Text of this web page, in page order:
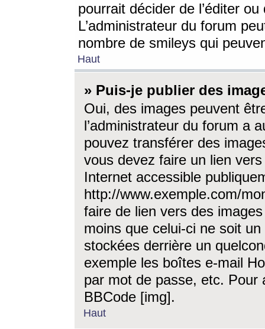
pourrait décider de l’éditer
L’administrateur du forum
nombre de smileys qui
Haut
» Puis-je publier des
Oui, des images peuvent
l’administrateur du forum a
pouvez transférer des
vous devez faire un lien
Internet accessible
http://www.exemple.com/
faire de lien vers des
moins que celui-ci ne soit
stockées derrière un
exemple les boîtes e-mail
par mot de passe, etc. Pour
BBCode [img].
Haut